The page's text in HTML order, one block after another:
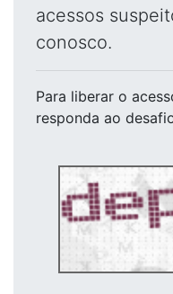
acessos
conosco.
Para liberar o
responda ao